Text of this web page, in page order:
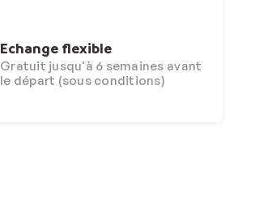
Echange flexible
Gratuit jusqu'à 6 semaines avant
le départ (sous conditions)